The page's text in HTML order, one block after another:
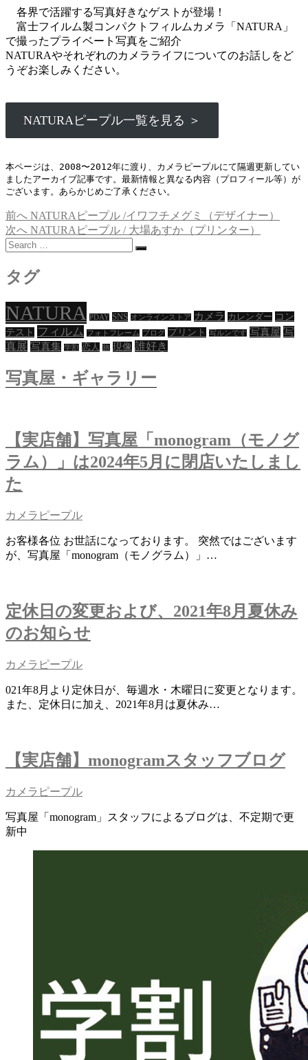
各界で活躍する写真好きなゲストが登場！
富士フイルム製コンパクトフィルムカメラ「NATURA」
で撮ったプライベート写真をご紹介
NATURAやそれぞれのカメラライフについてのお話しをど
うぞお楽しみください。
NATURAピープル一覧を見る ＞
本ページは、2008〜2012年に渡り、カメラピープルにて隔週更新してい
ましたアーカイブ記事です。最新情報と異なる内容（プロフィール等）が
ございます。あらかじめご了承ください。
投
稿
ビ
ゲ
ー
シ
ョ
前へ 過
去
の
稿:
NATURAピープル /イワフチメグミ（デザイナー）
次へ 次
の
稿:
NATURAピープル / 大場あすか（プリンター）
Search
…
タグ
NATURA PDAY SNS オンラインストア カメラ カレンダー コン
テスト フィルム フォトフレーム ブログ プリント 写ルンです 写真屋 写
真展 写真集 学割 恋人 旅 現像 誰好き
写真屋・ギャラリー
【実店舗】写真屋「monogram（モノグ
ラム）」は2024年5月に閉店いたしまし
た
カメラピープル
お客様各位 お世話になっております。 突然ではございます
が、写真屋「monogram（モノグラム）」…
定休日の変更および、2021年8月夏休み
のお知らせ
カメラピープル
021年8月より定休日が、毎週水・木曜日に変更となります。
また、定休日に加え、2021年8月は夏休み…
【実店舗】monogramスタッフブログ
カメラピープル
写真屋「monogram」スタッフによるブログは、不定期で更
新中